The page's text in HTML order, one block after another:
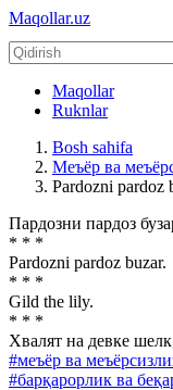
Maqollar.uz
Maqollar
Ruknlar
Bosh sahifa
Меъёр ва
Pardozni pardoz
Пардозни пардоз
* * *
Pardozni pardoz buzar.
* * *
Gild the lily.
* * *
Хвалят на девке
#меъёр ва
#барқарорлик ва